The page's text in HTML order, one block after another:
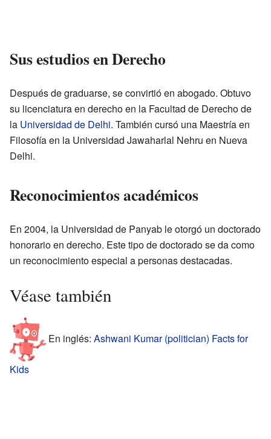
Sus estudios en Derecho
Después de graduarse, se convirtió en abogado. Obtuvo
su licenciatura en derecho en la Facultad de Derecho de
la Universidad de Delhi. También cursó una Maestría en
Filosofía en la Universidad Jawaharlal Nehru en Nueva
Delhi.
Reconocimientos académicos
En 2004, la Universidad de Panyab le otorgó un doctorado
honorario en derecho. Este tipo de doctorado se da como
un reconocimiento especial a personas destacadas.
Véase también
En inglés: Ashwani Kumar (politician) Facts for
Kids